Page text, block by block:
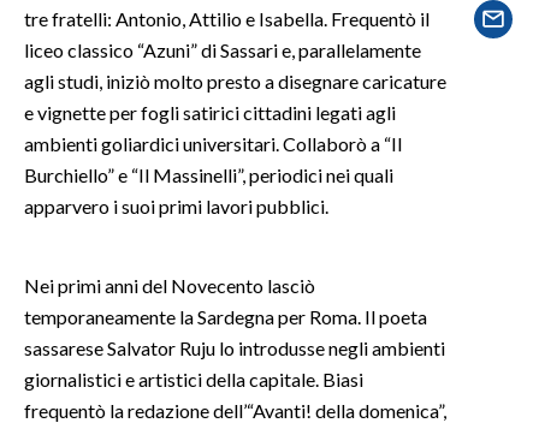
SALUTE
SARDEGNA TURISMO
SARDI NEL MONDO
#CARAUNIONE
3 MINUTI CON
INSULARITÀ
tre fratelli: Antonio, Attilio e Isabella. Frequentò il
liceo classico “Azuni” di Sassari e, parallelamente
agli studi, iniziò molto presto a disegnare caricature
e vignette per fogli satirici cittadini legati agli
ambienti goliardici universitari. Collaborò a “Il
Burchiello” e “Il Massinelli”, periodici nei quali
apparvero i suoi primi lavori pubblici.
Nei primi anni del Novecento lasciò
temporaneamente la Sardegna per Roma. Il poeta
sassarese Salvator Ruju lo introdusse negli ambienti
giornalistici e artistici della capitale. Biasi
frequentò la redazione dell’“Avanti! della domenica”,